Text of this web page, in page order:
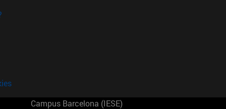
Campus Barcelona (IESE)